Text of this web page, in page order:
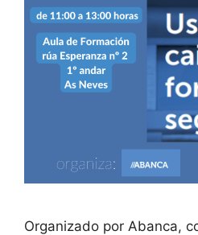
Organizado por Abanca,